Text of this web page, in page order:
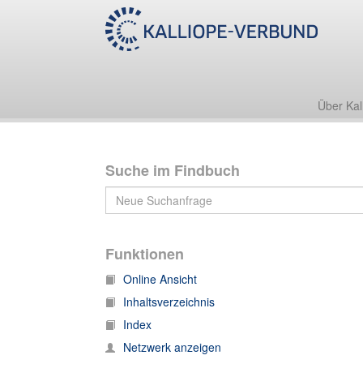
Über
Suche im Findbuch
Funktionen
Online Ansicht
Inhaltsverzeichnis
Index
Netzwerk anzeigen
Nachlass Werner Heisenberg
II. Korrespondenz